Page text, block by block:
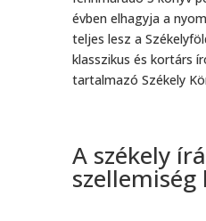
évben elhagyja a
teljes lesz a
klasszikus és kortárs
tartalmazó Székely
A székely
szellemiség